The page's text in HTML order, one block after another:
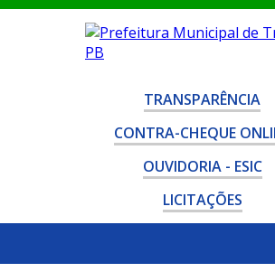
TRANSPARÊNCIA
CONTRA-CHEQUE
OUVIDORIA - ESIC
LICITAÇÕES